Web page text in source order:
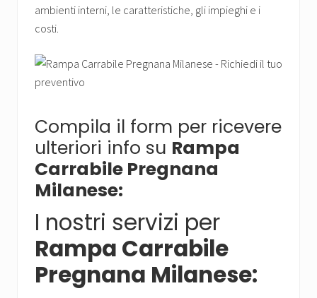
ambienti interni, le caratteristiche, gli impieghi e i
costi.
Compila il form per ricevere
ulteriori info su Rampa
Carrabile Pregnana
Milanese:
I nostri servizi per
Rampa Carrabile
Pregnana Milanese: